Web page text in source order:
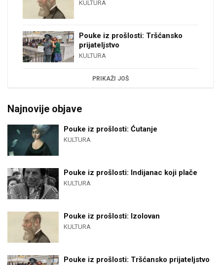
KULTURA
Pouke iz prošlosti: Tršćansko
prijateljstvo
KULTURA
PRIKAŽI JOŠ
Najnovije objave
Pouke iz prošlosti: Ćutanje
KULTURA
Pouke iz prošlosti: Indijanac koji plače
KULTURA
Pouke iz prošlosti: Izolovan
KULTURA
Pouke iz prošlosti: Tršćansko prijateljstvo